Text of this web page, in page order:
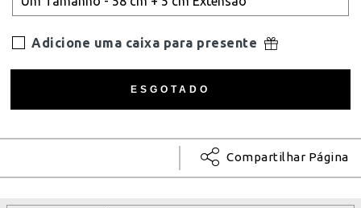
Adicione uma caixa para presente
Compartilhar Página